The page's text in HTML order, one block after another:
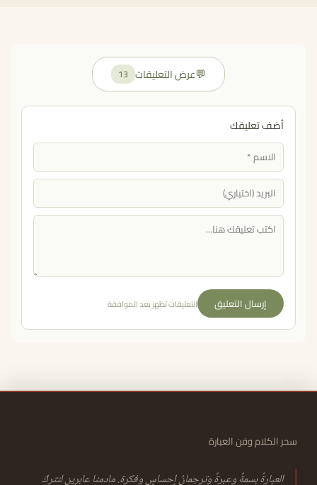
💬عرض التعليقات 13
أضف تعليقك
إرسال التعليق التعليقات تظهر بعد الموافقة
سحر الكلام وفن العبارة
العبارةُ بسمةٌ وعبرةٌ وترجمانُ إحساسٍ وفكرة. مادمنا عابرين لنتركَ